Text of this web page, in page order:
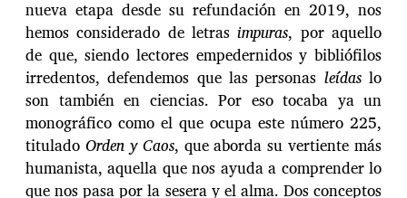
nueva etapa desde su refundación en 2019, nos
hemos considerado de letrasimpuras, por aquello
de que, siendo lectores empedernidos y bibliófilos
irredentos, defendemos que las personas leídaslo
son también en ciencias. Por eso tocaba ya un
monográfico como el que ocupa este número 225,
titulado Orden y Caos, que aborda su vertiente más
humanista, aquella que nos ayuda a comprender lo
que nos pasa por la sesera y el alma. Dos conceptos